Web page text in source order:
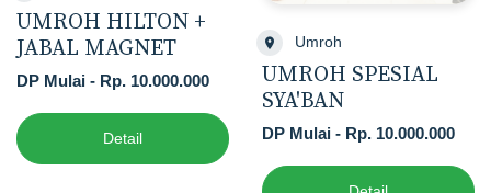
UMROH HILTON +
JABAL MAGNET
DP Mulai - Rp. 10.000.000
Detail
Umroh
UMROH SPESIAL
SYA'BAN
DP Mulai - Rp. 10.000.000